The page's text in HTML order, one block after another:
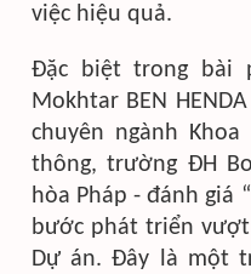
việc hiệu quả.
Đặc biệt trong bài
Mokhtar BEN
chuyên ngành
thông, trường ĐH
hòa Pháp - đánh giá
bước phát triển
Dự án. Đây là một